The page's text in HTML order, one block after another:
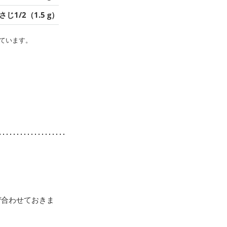
じ1/2（1.5 g）
ます。
わせておきま